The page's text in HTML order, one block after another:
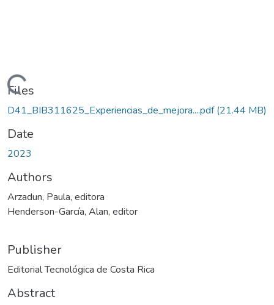
Loading...
Files
D41_BIB311625_Experiencias_de_mejora....pdf(21.44 MB)
Date
2023
Authors
Arzadun, Paula, editora
Henderson-García, Alan, editor
Publisher
Editorial Tecnológica de Costa Rica
Abstract